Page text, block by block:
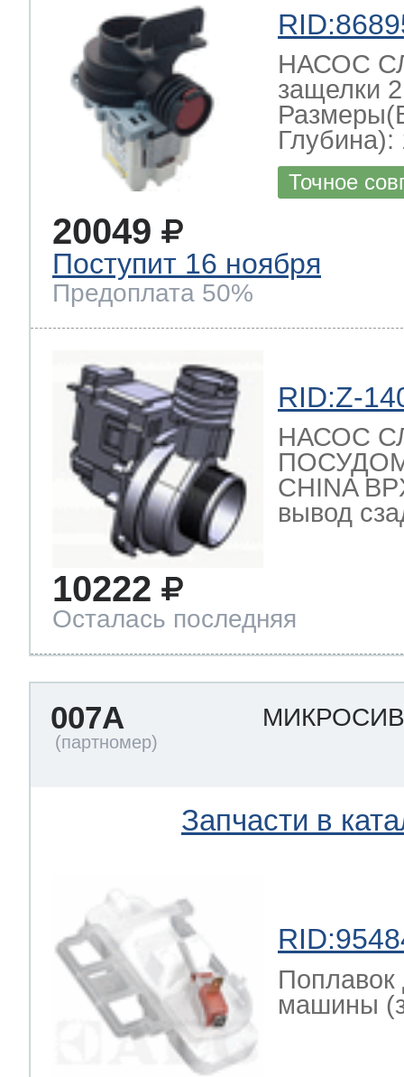
НАСОС
защелки
Глубина):
Точное
20049
Поступит 16 ноября
Предоплата 50%
RID:Z-
НАСОС
CHINA
вывод
10222
Осталась последняя
007A
Запчасти в
Поплавок
машины